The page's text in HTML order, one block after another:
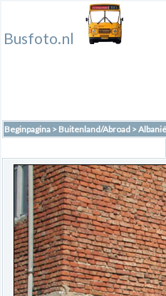
Busfoto.nl
Beginpagina > Buitenland/Abroad >